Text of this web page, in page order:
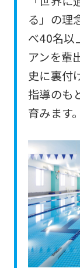
る」の理
べ40名以
アンを輩
史に裏付
指導のも
育みます。